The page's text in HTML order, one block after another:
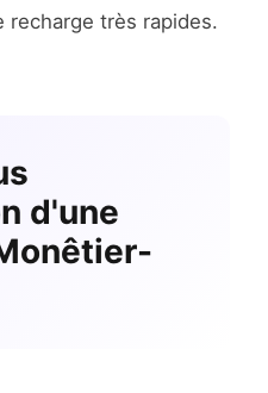
recharge très rapides.
d'une